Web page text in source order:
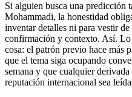
Si alguien busca una predicción
Mohammadi, la honestidad
inventar detalles ni para vestir
confirmación y contexto. Así. Lo
cosa: el patrón previo hace más
que el tema siga ocupando
semana y que cualquier
reputación internacional sea